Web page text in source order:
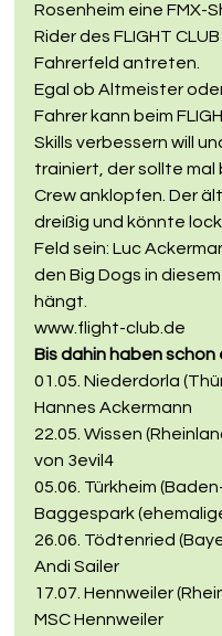
Rosenheim eine FMX-
Rider des FLIGHT
Fahrerfeld antreten.
Egal ob Altmeister
Fahrer kann beim
Skills verbessern will
trainiert, der sollte mal
Crew anklopfen. Der
dreißig und könnte
Feld sein: Luc
den Big Dogs in
hängt.
www.flight-club.de
Bis dahin haben schon
01.05. Niederdorla
Hannes Ackermann
22.05. Wissen
von 3evil4
05.06. Türkheim
Baggespark
26.06. Tödtenried
Andi Sailer
17.07. Hennweiler
MSC Hennweiler